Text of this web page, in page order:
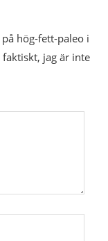
hög-fett-paleo i
jag är inte